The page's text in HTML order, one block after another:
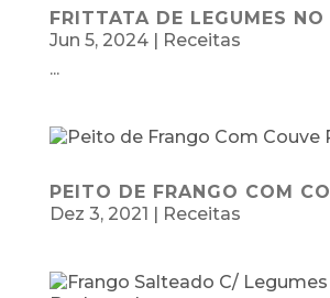
FRITTATA DE LEGUMES NO
Jun 5, 2024|
Receitas
...
PEITO DE FRANGO COM
Dez 3, 2021
Receitas